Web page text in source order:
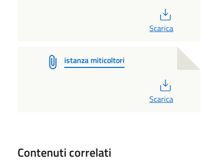
Scarica
istanza miticoltori
Scarica
Contenuti correlati